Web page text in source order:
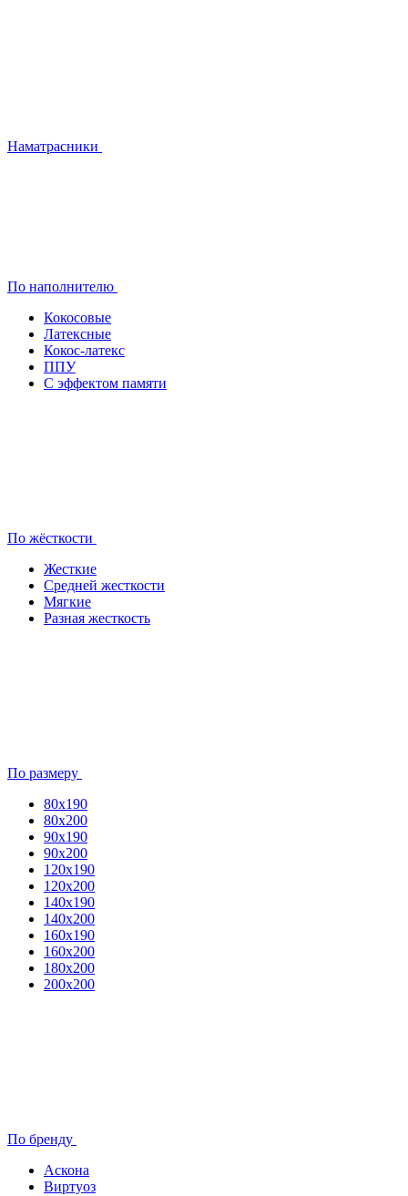
Наматрасники
По наполнителю
Кокосовые
Латексные
Кокос-латекс
ППУ
С эффектом памяти
По жёсткости
Жесткие
Средней жесткости
Мягкие
Разная жесткость
По размеру
80x190
80х200
90х190
90х200
120х190
120х200
140х190
140х200
160х190
160х200
180х200
200х200
По бренду
Аскона
Виртуоз